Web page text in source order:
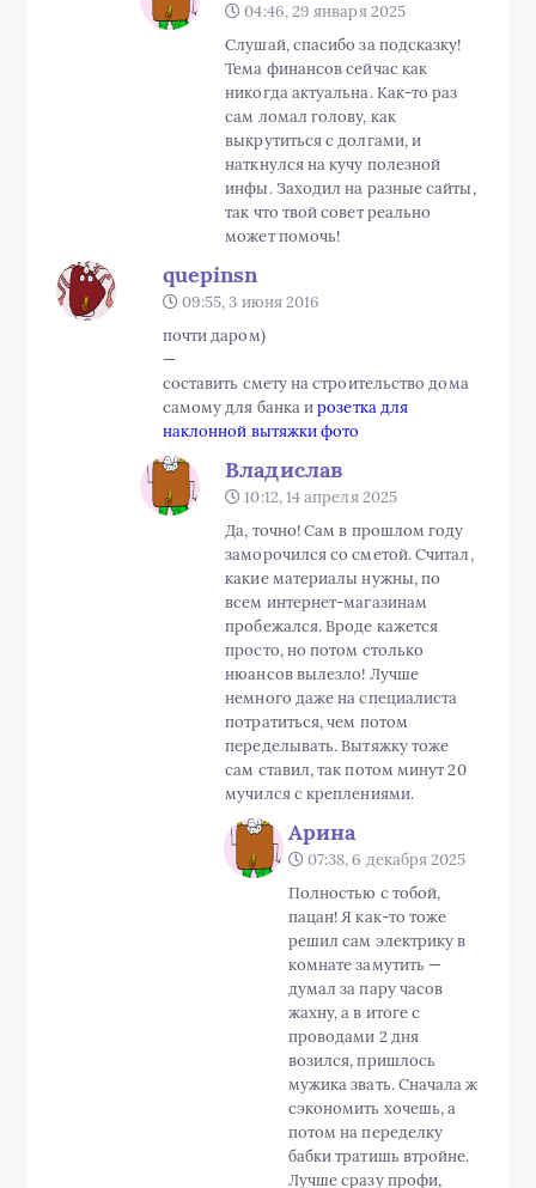
04:46, 29 января 2025
Слушай, спасибо за подсказку!
Тема финансов сейчас как
никогда актуальна. Как-то раз
сам ломал голову, как
выкрутиться с долгами, и
наткнулся на кучу полезной
инфы. Заходил на разные сайты,
так что твой совет реально
может помочь!
quepinsn
09:55, 3 июня 2016
почти даром)
—
составить смету на строительство дома
самому для банка ирозетка для
наклонной вытяжки фото
Владислав
10:12, 14 апреля 2025
Да, точно! Сам в прошлом году
заморочился со сметой. Считал,
какие материалы нужны, по
всем интернет-магазинам
пробежался. Вроде кажется
просто, но потом столько
нюансов вылезло! Лучше
немного даже на специалиста
потратиться, чем потом
переделывать. Вытяжку тоже
сам ставил, так потом минут 20
мучился с креплениями.
Арина
07:38, 6 декабря 2025
Полностью с тобой,
пацан! Я как-то тоже
решил сам электрику в
комнате замутить —
думал за пару часов
жахну, а в итоге с
проводами 2 дня
возился, пришлось
мужика звать. Сначала ж
сэкономить хочешь, а
потом на переделку
бабки тратишь втройне.
Лучше сразу профи,